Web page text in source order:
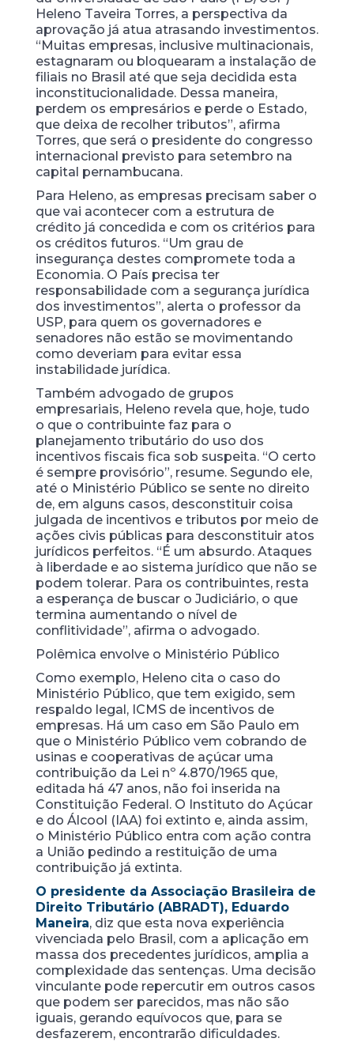
Heleno Taveira Torres, a perspectiva da
aprovação já atua atrasando investimentos.
“Muitas empresas, inclusive multinacionais,
estagnaram ou bloquearam a instalação de
filiais no Brasil até que seja decidida esta
inconstitucionalidade. Dessa maneira,
perdem os empresários e perde o Estado,
que deixa de recolher tributos”, afirma
Torres, que será o presidente do congresso
internacional previsto para setembro na
capital pernambucana.
Para Heleno, as empresas precisam saber o
que vai acontecer com a estrutura de
crédito já concedida e com os critérios para
os créditos futuros. “Um grau de
insegurança destes compromete toda a
Economia. O País precisa ter
responsabilidade com a segurança jurídica
dos investimentos”, alerta o professor da
USP, para quem os governadores e
senadores não estão se movimentando
como deveriam para evitar essa
instabilidade jurídica.
Também advogado de grupos
empresariais, Heleno revela que, hoje, tudo
o que o contribuinte faz para o
planejamento tributário do uso dos
incentivos fiscais fica sob suspeita. “O certo
é sempre provisório”, resume. Segundo ele,
até o Ministério Público se sente no direito
de, em alguns casos, desconstituir coisa
julgada de incentivos e tributos por meio de
ações civis públicas para desconstituir atos
jurídicos perfeitos. “É um absurdo. Ataques
à liberdade e ao sistema jurídico que não se
podem tolerar. Para os contribuintes, resta
a esperança de buscar o Judiciário, o que
termina aumentando o nível de
conflitividade”, afirma o advogado.
Polêmica envolve o Ministério Público
Como exemplo, Heleno cita o caso do
Ministério Público, que tem exigido, sem
respaldo legal, ICMS de incentivos de
empresas. Há um caso em São Paulo em
que o Ministério Público vem cobrando de
usinas e cooperativas de açúcar uma
contribuição da Lei nº 4.870/1965 que,
editada há 47 anos, não foi inserida na
Constituição Federal. O Instituto do Açúcar
e do Álcool (IAA) foi extinto e, ainda assim,
o Ministério Público entra com ação contra
a União pedindo a restituição de uma
contribuição já extinta.
O presidente da Associação Brasileira de
Direito Tributário (ABRADT), Eduardo
Maneira, diz que esta nova experiência
vivenciada pelo Brasil, com a aplicação em
massa dos precedentes jurídicos, amplia a
complexidade das sentenças. Uma decisão
vinculante pode repercutir em outros casos
que podem ser parecidos, mas não são
iguais, gerando equívocos que, para se
desfazerem, encontrarão dificuldades.